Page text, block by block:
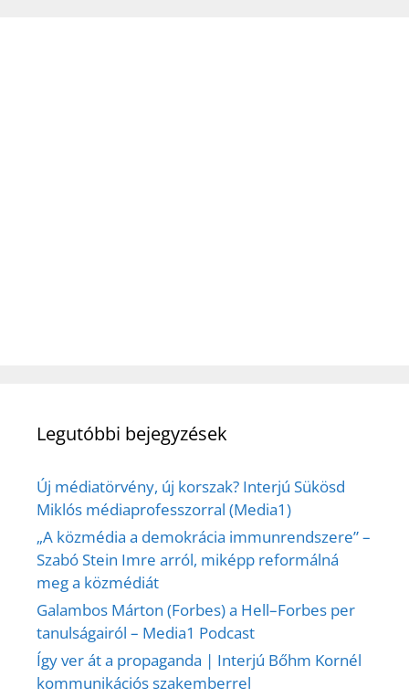
Legutóbbi bejegyzések
Új médiatörvény, új korszak? Interjú Sükösd
Miklós médiaprofesszorral (Media1)
„A közmédia a demokrácia immunrendszere” –
Szabó Stein Imre arról, miképp reformálná
meg a közmédiát
Galambos Márton (Forbes) a Hell–Forbes per
tanulságairól – Media1 Podcast
Így ver át a propaganda | Interjú Bőhm Kornél
kommunikációs szakemberrel